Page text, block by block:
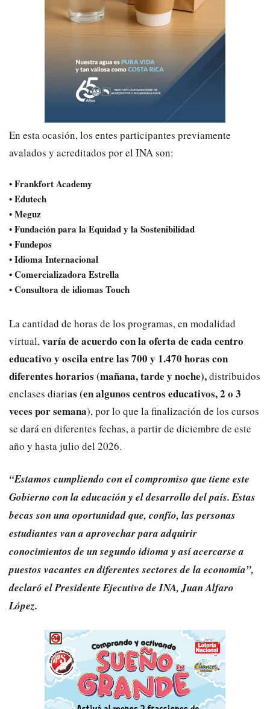
En esta ocasión,los entes participantes previamente
avalados y acreditados por el INAson:
• Frankfort Academy
•Edutech
•Meguz
•Fundación para la Equidad y la Sostenibilidad
•Fundepos
•Idioma Internacional
•Comercializadora Estrella
•Consultora de idiomas Touch
Lacantidad de horas de los programas, en modalidad
virtual,varía de acuerdo con la oferta de cada centro
educativo y oscila entre las 700 y 1.470 horas con
diferentes horarios (mañana,tarde y noche),distribuidos
enclases diarias (en algunos centros educativos,2 o 3
veces por semana), por lo que la finalización de los cursos
se dará en diferentes fechas,a partir de diciembre de este
año y hasta julio del 2026.
“Estamos cumpliendo con el compromiso que tiene este
Gobierno con la educación y el desarrollo del país. Estas
becas son una oportunidad que, confío, las personas
estudiantes van a aprovechar para adquirir
conocimientos de un segundo idioma y así acercarse a
puestos vacantes en diferentes sectores de la economía”,
declaró el Presidente Ejecutivo de INA, Juan Alfaro
López.